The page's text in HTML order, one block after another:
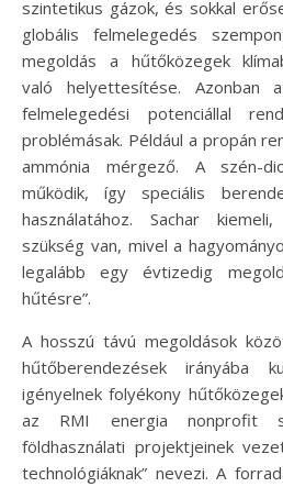
szintetikus gázok, és sokkal
globális felmelegedés
megoldás a hűtőközegek
való helyettesítése. Azonban
felmelegedési potenciállal
problémásak. Például a propán
ammónia mérgező. A szén-
működik, így speciális
használatához. Sachar
szükség van, mivel a
legalább egy évtizedig
hűtésre”.
A hosszú távú megoldások
hűtőberendezések irányába
igényelnek folyékony
az RMI energia nonprofit
földhasználati projektjeinek
technológiáknak” nevezi. A